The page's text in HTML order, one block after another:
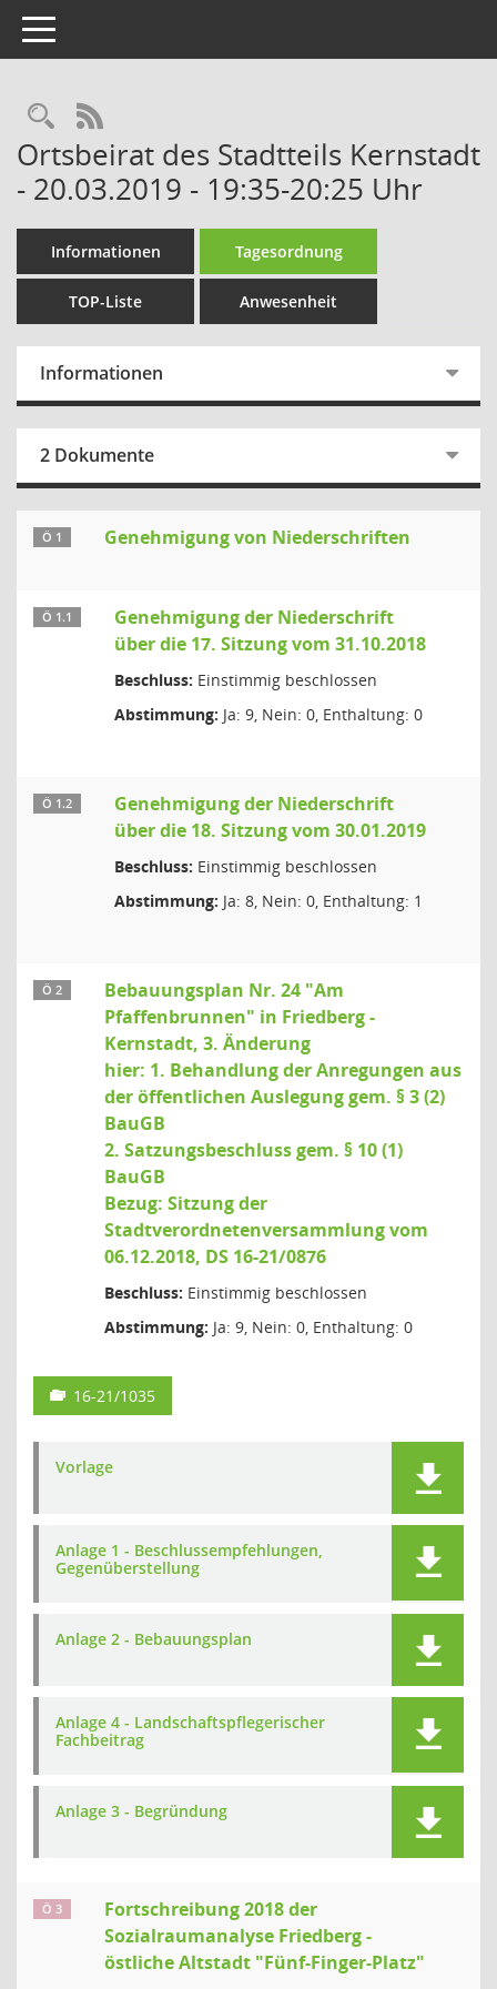
Toggle navigation
Rechercheauswahl
RSS-Feed
Ortsbeirat des Stadtteils Kernstadt
- 20.03.2019 - 19:35-20:25 Uhr
Informationen Tagesordnung
TOP-Liste Anwesenheit
Informationen
2 Dokumente
Ö 1 Genehmigung von Niederschriften
Ö 1.1
Genehmigung der Niederschrift
über die 17. Sitzung vom 31.10.2018
Beschluss: Einstimmig beschlossen
Abstimmung: Ja: 9, Nein: 0, Enthaltung: 0
Ö 1.2
Genehmigung der Niederschrift
über die 18. Sitzung vom 30.01.2019
Beschluss: Einstimmig beschlossen
Abstimmung: Ja: 8, Nein: 0, Enthaltung: 1
Ö 2
Bebauungsplan Nr. 24 "Am
Pfaffenbrunnen" in Friedberg -
Kernstadt, 3. Änderung
hier: 1. Behandlung der Anregungen aus
der öffentlichen Auslegung gem. § 3 (2)
BauGB
2. Satzungsbeschluss gem. § 10 (1)
BauGB
Bezug: Sitzung der
Stadtverordnetenversammlung vom
06.12.2018, DS 16-21/0876
Beschluss: Einstimmig beschlossen
Abstimmung: Ja: 9, Nein: 0, Enthaltung: 0
16-21/1035
Vorlage
Anlage 1 - Beschlussempfehlungen,
Gegenüberstellung
Anlage 2 - Bebauungsplan
Anlage 4 - Landschaftspflegerischer
Fachbeitrag
Anlage 3 - Begründung
Ö 3
Fortschreibung 2018 der
Sozialraumanalyse Friedberg -
östliche Altstadt "Fünf-Finger-Platz"